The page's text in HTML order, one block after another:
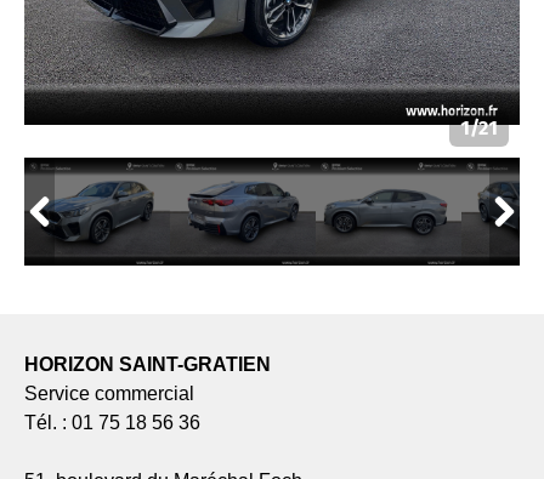
HORIZON SAINT-GRATIEN
Service commercial
Tél. : 01 75 18 56 36